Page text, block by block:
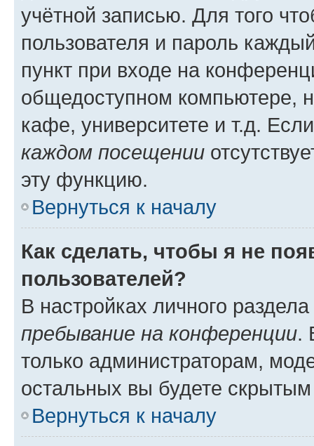
учётной записью. Для того
пользователя и пароль
пункт при входе на
общедоступном компьютере,
кафе, университете и т.д.
каждом посещении
эту функцию.
Вернуться к началу
Как сделать, чтобы я не
пользователей?
В настройках личного
пребывание на конференции.
только администраторам,
остальных вы будете
Вернуться к началу